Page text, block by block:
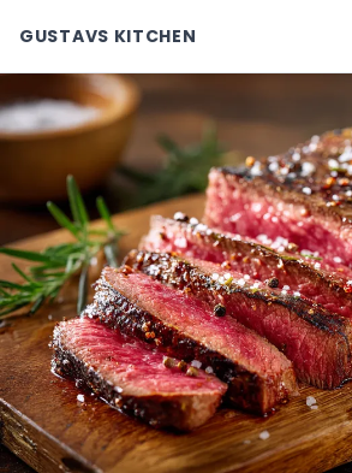
GUSTAVS KITCHEN
Middag
Lunch
Helg
Efterrätter
Ingredienser
Matsedel
Alla recept
Blogg